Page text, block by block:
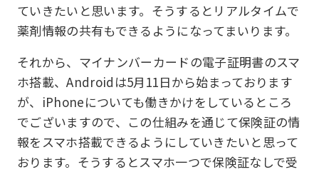
ていきたいと思います。そうするとリアルタイムで
薬剤情報の共有もできるようになってまいります。
それから、マイナンバーカードの電子証明書のスマ
ホ搭載、Androidは5月11日から始まっております
が、iPhoneについても働きかけをしているところ
でございますので、この仕組みを通じて保険証の情
報をスマホ搭載できるようにしていきたいと思って
おります。そうするとスマホ一つで保険証なしで受